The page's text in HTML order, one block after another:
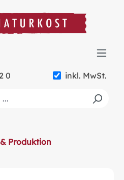
0 inkl. MwSt.
enthält 0 Positionen. Der
Produktion